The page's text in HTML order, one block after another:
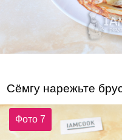
Сёмгу нарежьте
Фото 7